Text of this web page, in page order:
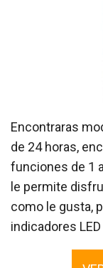
Encontraras
de 24 horas,
funciones de 1
le permite
como le gusta,
indicadores